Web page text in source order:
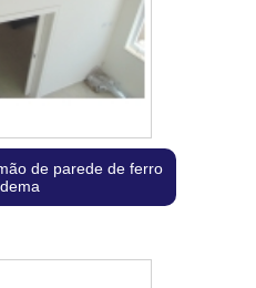
de parede de ferro